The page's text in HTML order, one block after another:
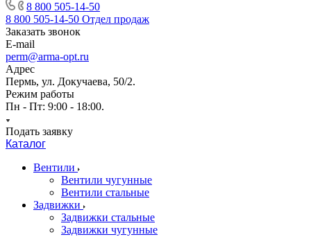
8 800 505-14-50
8 800 505-14-50 Отдел продаж
Заказать звонок
E-mail
perm@arma-opt.ru
Адрес
Пермь, ул. Докучаева, 50/2.
Режим работы
Пн - Пт: 9:00 - 18:00.
Подать заявку
Каталог
Вентили
Вентили чугунные
Вентили стальные
Задвижки
Задвижки стальные
Задвижки чугунные